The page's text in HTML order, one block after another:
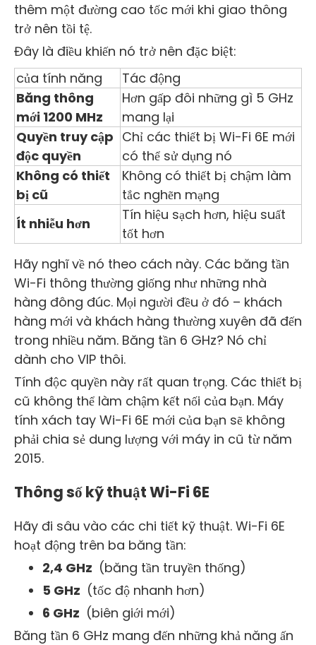
thêm một đường cao tốc mới khi giao thông
trở nên tồi tệ.
Đây là điều khiến nó trở nên đặc biệt:
của tính năng
Tác động
Băng thông
mới 1200 MHz
Hơn gấp đôi những gì 5 GHz
mang lại
Quyền truy cập
độc quyền
Chỉ các thiết bị Wi-Fi 6E mới
có thể sử dụng nó
Không có thiết
bị cũ
Không có thiết bị chậm làm
tắc nghẽn mạng
Ít nhiễu hơn
Tín hiệu sạch hơn, hiệu suất
tốt hơn
Hãy nghĩ về nó theo cách này. Các băng tần
Wi-Fi thông thường giống như những nhà
hàng đông đúc. Mọi người đều ở đó – khách
hàng mới và khách hàng thường xuyên đã đến
trong nhiều năm. Băng tần 6 GHz? Nó chỉ
dành cho VIP thôi.
Tính độc quyền này rất quan trọng. Các thiết bị
cũ không thể làm chậm kết nối của bạn. Máy
tính xách tay Wi-Fi 6E mới của bạn sẽ không
phải chia sẻ dung lượng với máy in cũ từ năm
2015.
Thông số kỹ thuật Wi-Fi 6E
Hãy đi sâu vào các chi tiết kỹ thuật. Wi-Fi 6E
hoạt động trên ba băng tần:
2,4 GHz (băng tần truyền thống)
5 GHz (tốc độ nhanh hơn)
6 GHz (biên giới mới)
Băng tần 6 GHz mang đến những khả năng ấn